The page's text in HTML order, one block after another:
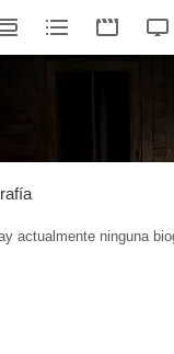
actualmente ninguna